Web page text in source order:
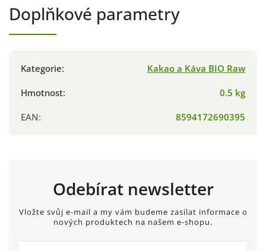
Doplňkové parametry
Kategorie:
Kakao a Káva BIO Raw
Hmotnost:
0.5 kg
EAN: 8594172690395
Odebírat newsletter
Vložte svůj e-mail a my vám budeme zasílat informace o
nových produktech na našem e-shopu.